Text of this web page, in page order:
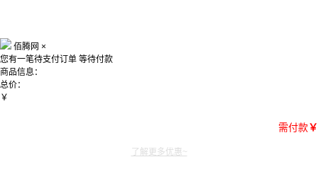
佰腾网 ×
您有一笔待支付订单 等待付款
商品信息：
总价：
￥
需付款￥
了解更多优惠~